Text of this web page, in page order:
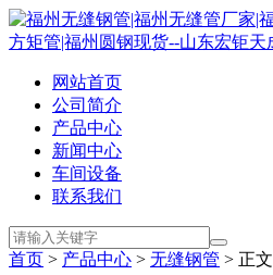
网站首页
公司简介
产品中心
新闻中心
车间设备
联系我们
首页 > 产品中心 > 无缝钢管 > 正文